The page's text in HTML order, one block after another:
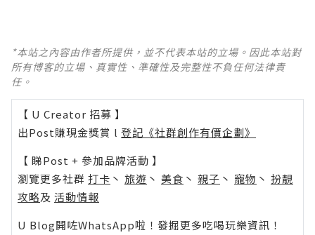
*本站之內容由作者所提供，並不代表本站的立場。因此本站對
所有博客的立場、真實性、準確性及完整性不負任何法律責
任。
【 U Creator 招募 】
出Post賺現金獎賞 l 登記《社群創作有價企劃》
【 睇Post + 參加品牌活動 】
瀏覽更多社群 打卡 丶 旅遊 丶 美食 丶 親子 丶 寵物 丶 扮靚
攻略及 活動情報
U Blog開咗WhatsApp啦！發掘更多吃喝玩樂資訊！